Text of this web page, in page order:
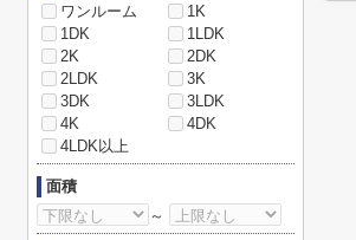
ワンルーム
1K
1DK
1LDK
2K
2DK
2LDK
3K
3DK
3LDK
4K
4DK
4LDK以上
面積
～